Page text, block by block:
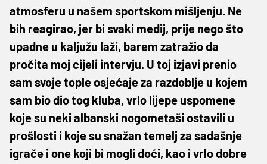
atmosferu u našem sportskom mišljenju. Ne
bih reagirao, jer bi svaki medij, prije nego što
upadne u kaljužu laži, barem zatražio da
pročita moj cijeli intervju. U toj izjavi prenio
sam svoje tople osjećaje za razdoblje u kojem
sam bio dio tog kluba, vrlo lijepe uspomene
koje su neki albanski nogometaši ostavili u
prošlosti i koje su snažan temelj za sadašnje
igrače i one koji bi mogli doći, kao i vrlo dobre